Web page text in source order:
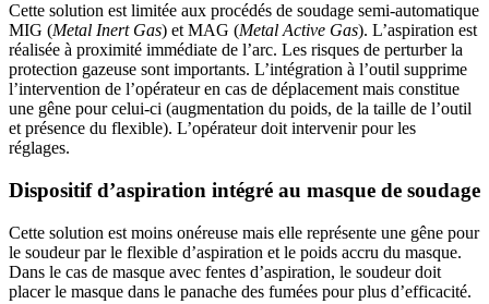
Cette solution est limitée aux procédés de soudage semi-automatique
MIG (Metal Inert Gas) et MAG (Metal Active Gas). L’aspiration est
réalisée à proximité immédiate de l’arc. Les risques de perturber la
protection gazeuse sont importants. L’intégration à l’outil supprime
l’intervention de l’opérateur en cas de déplacement mais constitue
une gêne pour celui-ci (augmentation du poids, de la taille de l’outil
et présence du flexible). L’opérateur doit intervenir pour les
réglages.
Dispositif d’aspiration intégré au masque de soudage
Cette solution est moins onéreuse mais elle représente une gêne pour
le soudeur par le flexible d’aspiration et le poids accru du masque.
Dans le cas de masque avec fentes d’aspiration, le soudeur doit
placer le masque dans le panache des fumées pour plus d’efficacité.